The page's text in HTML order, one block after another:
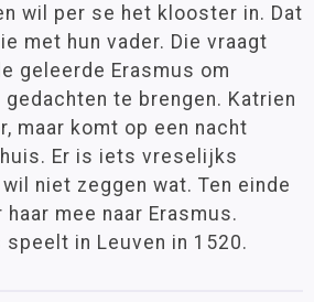
wil per se het klooster in. Dat
met hun vader. Die vraagt
geleerde Erasmus om
gedachten te brengen. Katrien
maar komt op een nacht
Er is iets vreselijks
niet zeggen wat. Ten einde
mee naar Erasmus.
in Leuven in 1520.